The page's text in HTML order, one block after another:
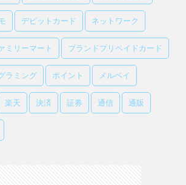
デビットカード ネットワーク
ミリーマート ブランドプリペイドカード
ラミング ポイント メルペイ
楽天 決済 証券 通信 通販